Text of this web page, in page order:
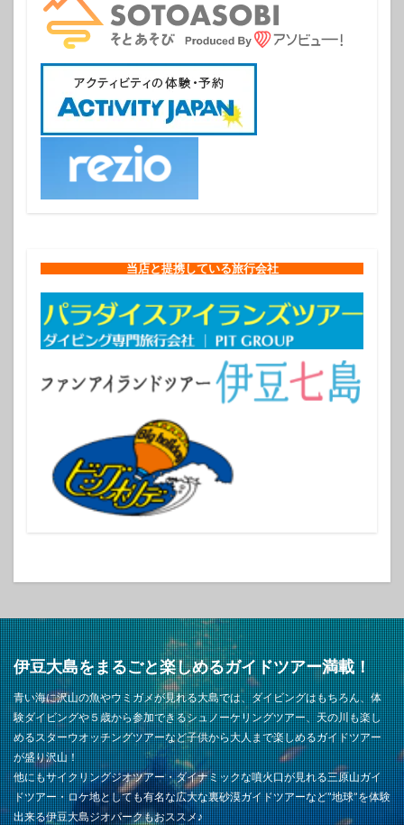
当店と提携している旅行会社
伊豆大島をまるごと楽しめるガイドツアー満載！
青い海に沢山の魚やウミガメが見れる大島では、ダイビングはもちろん、体
験ダイビングや５歳から参加できるシュノーケリングツアー、天の川も楽し
めるスターウオッチングツアーなど子供から大人まで楽しめるガイドツアー
が盛り沢山！
他にもサイクリングジオツアー・ダイナミックな噴火口が見れる三原山ガイ
ドツアー・ロケ地としても有名な広大な裏砂漠ガイドツアーなど”地球”を体験
出来る伊豆大島ジオパークもおススメ♪